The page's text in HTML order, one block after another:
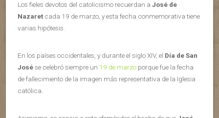
Los fieles devotos del catolicismo recuerdan a José de
Nazaret cada 19 de marzo, y esta fecha conmemorativa tiene
varias hipótesis.
En los países occidentales, y durante el siglo XIV, el Día de San
Josése celebró siempre un 19 de marzo porque fue la fecha
de fallecimiento de la imagen más representativa de la Iglesia
católica.